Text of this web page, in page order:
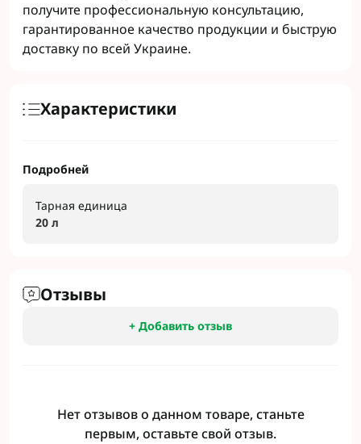
получите профессиональную консультацию,
гарантированное качество продукции и быструю
доставку по всей Украине.
Характеристики
Подробней
Тарная единица
20 л
Отзывы
+ Добавить отзыв
Нет отзывов о данном товаре, станьте
первым, оставьте свой отзыв.